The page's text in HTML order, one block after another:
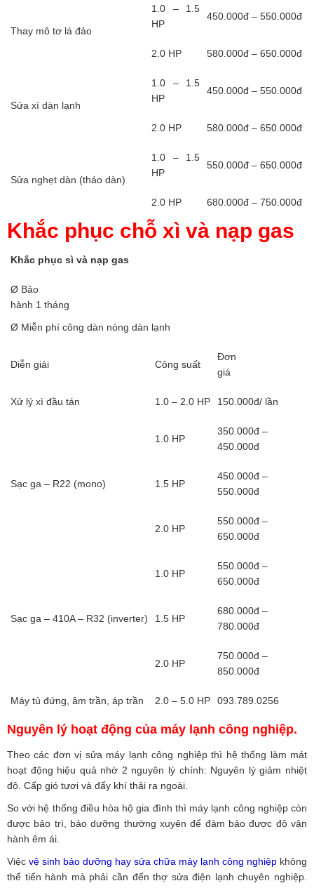
Thay mô tơ lá đảo
1.0 – 1.5
HP
450.000đ – 550.000đ
2.0 HP 580.000đ – 650.000đ
Sửa xì dàn lạnh
1.0 – 1.5
HP
450.000đ – 550.000đ
2.0 HP 580.000đ – 650.000đ
Sửa nghẹt dàn (tháo dàn)
1.0 – 1.5
HP
550.000đ – 650.000đ
2.0 HP 680.000đ – 750.000đ
Khắc phục chỗ xì và nạp gas
Khắc phục sì và nạp gas
Ø Bảo
hành 1 tháng
Ø Miễn phí công dàn nóng dàn lạnh
Diễn giải Công suất
Đơn
giá
Xử lý xì đầu tán 1.0 – 2.0 HP 150.000đ/ lần
Sạc ga – R22 (mono)
1.0 HP
350.000đ –
450.000đ
1.5 HP
450.000đ –
550.000đ
2.0 HP
550.000đ –
650.000đ
Sạc ga – 410A – R32 (inverter)
1.0 HP
550.000đ –
650.000đ
1.5 HP
680.000đ –
780.000đ
2.0 HP
750.000đ –
850.000đ
Máy tủ đứng, âm trần, áp trần 2.0 – 5.0 HP 093.789.0256
Nguyên lý hoạt động của máy lạnh công nghiệp.
Theo các đơn vị sửa máy lạnh công nghiệp thì hệ thống làm mát
hoạt động hiệu quả nhờ 2 nguyên lý chính: Nguyên lý giảm nhiệt
độ. Cấp gió tươi và đẩy khí thải ra ngoài.
So với hệ thống điều hòa hộ gia đình thì máy lạnh công nghiệp còn
được bảo trì, bảo dưỡng thường xuyên để đảm bảo được độ vận
hành êm ái.
Việc vệ sinh bảo dưỡng hay sửa chữa máy lạnh công nghiệp không
thể tiến hành mà phải cần đến thợ sửa điện lạnh chuyên nghiệp.